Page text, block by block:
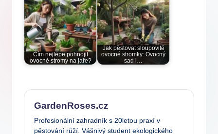
Čím nejlépe pohnojit
ovocné stromy na jaře?
Jak pěstovat sloupovité
ovocné stromky: Ovocný
sad i…
GardenRoses.cz
Profesionální zahradník s 20letou praxí v
pěstování růží. Vášnivý student ekologického